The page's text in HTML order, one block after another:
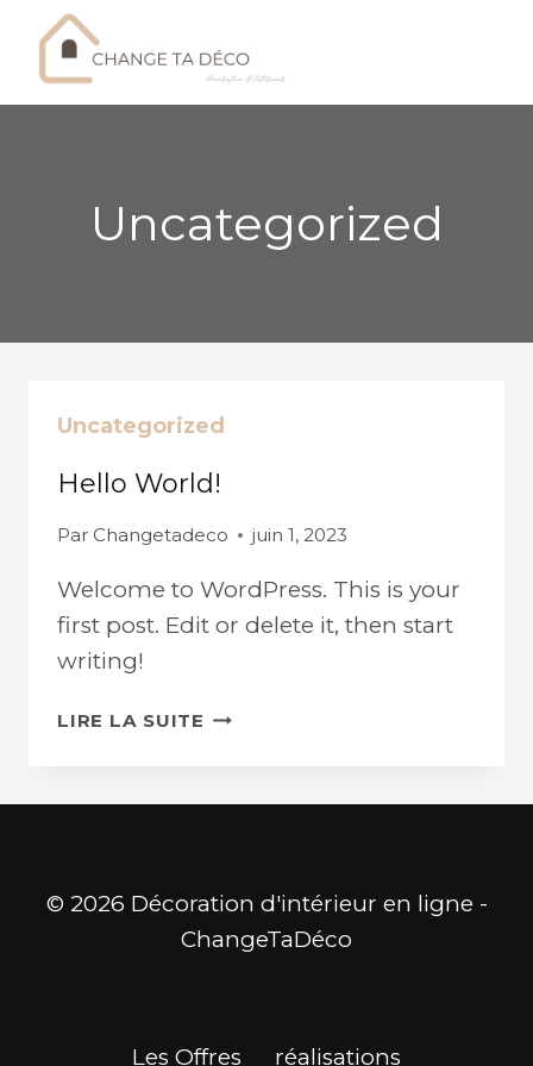
content
Uncategorized
Uncategorized
Hello World!
Par Changetadeco juin 1, 2023
Welcome to WordPress. This is your
first post. Edit or delete it, then start
writing!
LIRE LA SUITE HELLO
© 2026 Décoration d'intérieur en ligne -
ChangeTaDéco
Les Offres réalisations